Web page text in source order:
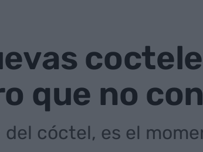
que no
del cóctel, es el